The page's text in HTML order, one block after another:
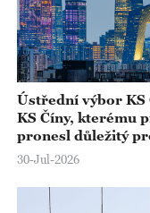
Ústřední výbor KS
KS Číny, kterému
pronesl důležitý
30-Jul-2026